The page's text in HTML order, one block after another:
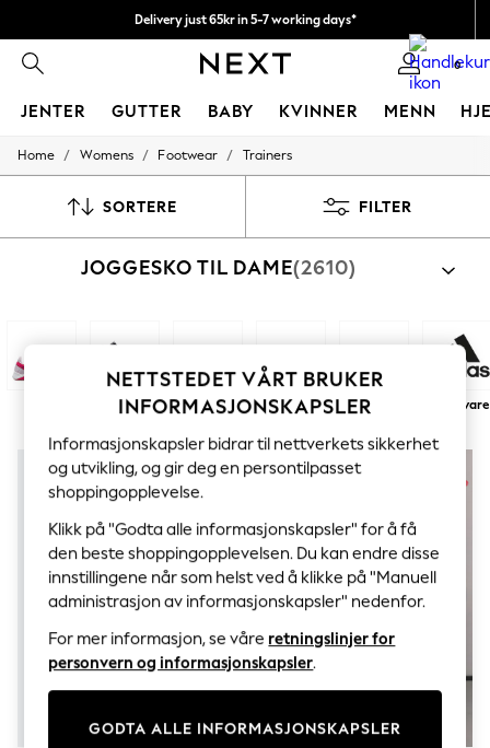
Delivery just 65kr in 5-7 working days*
Vi betaler alle tollavgifter 0
JENTER GUTTER BABY KVINNER MENN
GIRLS
50 - 92cm
140 - 174cm
THE SET
All Clothing
Coats & Jackets
Sweatshirts & Hoodies
Knitwear
Cardigans
Dresses
Sets & Outfits
Tops
T-Shirts
Nightwear & Pyjamas
Trousers & Leggings
Bodysuits & Vests
Swimwear
Shorts & Skirts
Jumpsuits & Playsuits
Home / Womens / Footwear / Trainers
SORTERE FILTER
JOGGESKO TIL DAME(2610)
Mote Hvit Svart Next Merkevare
NETTSTEDET VÅRT BRUKER
INFORMASJONSKAPSLER
Informasjonskapsler bidrar til nettverkets sikkerhet
og utvikling, og gir deg en persontilpasset
shoppingopplevelse.
Klikk på "Godta alle informasjonskapsler" for å få
den beste shoppingopplevelsen. Du kan endre disse
innstillingene når som helst ved å klikke på "Manuell
administrasjon av informasjonskapsler" nedenfor.
For mer informasjon, se våre retningslinjer for
personvern og informasjonskapsler.
GODTA ALLE INFORMASJONSKAPSLER